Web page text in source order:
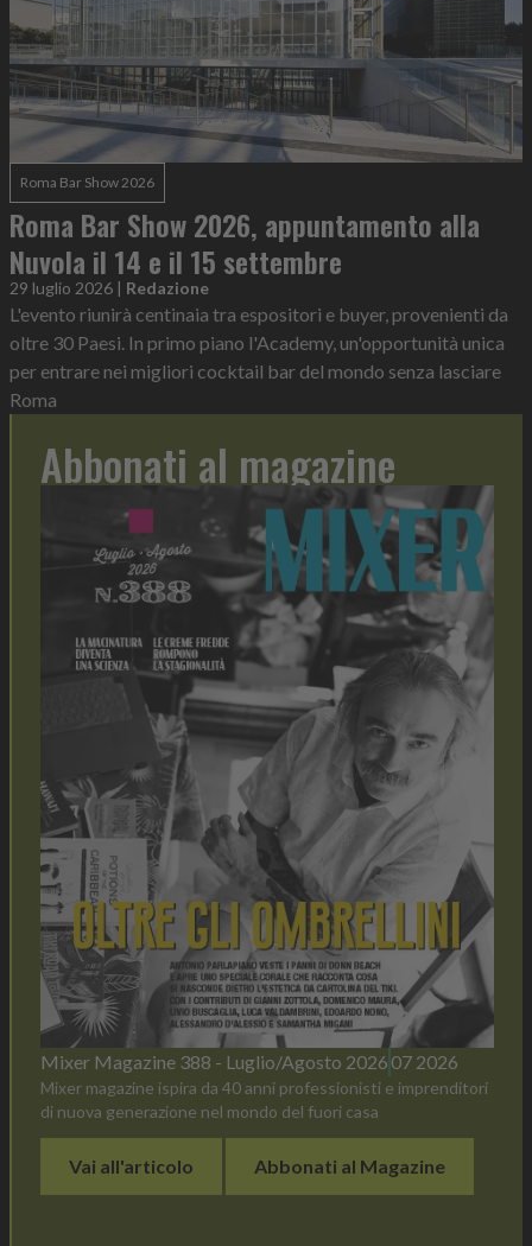
Roma Bar Show 2026
Roma Bar Show 2026, appuntamento alla
Nuvola il 14 e il 15 settembre
29 luglio 2026 Redazione
L'evento riunirà centinaia tra espositori e buyer, provenienti da
oltre 30 Paesi. In primo piano l'Academy, un'opportunità unica
per entrare nei migliori cocktail bar del mondo senza lasciare
Roma
Abbonati al magazine
Mixer Magazine 388 - Luglio/Agosto 2026 07 2026
Mixer magazine ispira da 40 anni professionisti e imprenditori
di nuova generazione nel mondo del fuori casa
Vai all'articolo Abbonati al Magazine